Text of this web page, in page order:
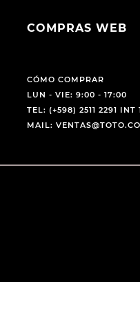
COMPRAS WEB
CÓMO COMPRAR
LUN - VIE: 9:00 - 17:00
TEL: (+598) 2511 2291 INT
MAIL: